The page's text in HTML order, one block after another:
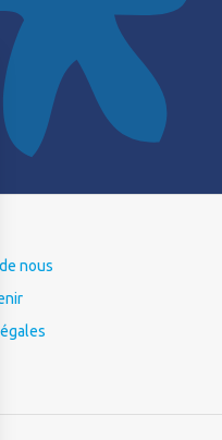
nous